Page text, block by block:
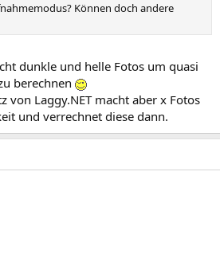
Können doch andere
dunkle und helle Fotos um quasi
berechnen
von Laggy.NET macht aber x Fotos
und verrechnet diese dann.